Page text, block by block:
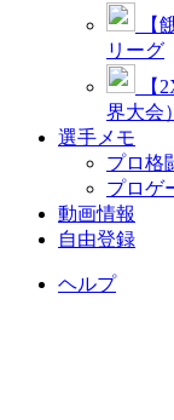
【
リーグ
【
界大会）
選手メモ
プロ格
プロゲ
動画情報
自由登録
ヘルプ